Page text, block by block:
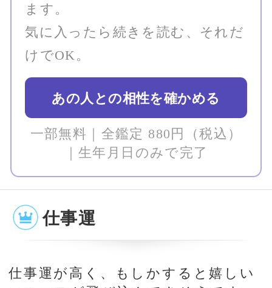
そう。そういうときは、あまり細か
いことを気にしないでお金を使って
も大丈夫だと言えます。「楽しむと
にはお金を使うことも必要なのでは
使い方は、自分の成長につながるで
しょう。ただし、調子に乗っての衝
動買いには注意してください。ツキ
「この人でいいのかな」と思った
ことはありませんか？
そう感じたことがあるなら、一
度だけ確かめてみてください。
完了します。
まず一部を無料でお読みいただ